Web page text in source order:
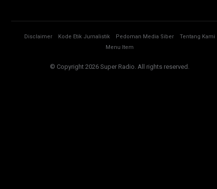
Disclaimer Kode Etik Jurnalistik Pedoman Media Siber
Tentang Kami
Menu Item
© Copyright 2026 Super Radio. All rights reserved.